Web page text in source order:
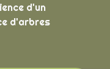
d'un
d'arbres